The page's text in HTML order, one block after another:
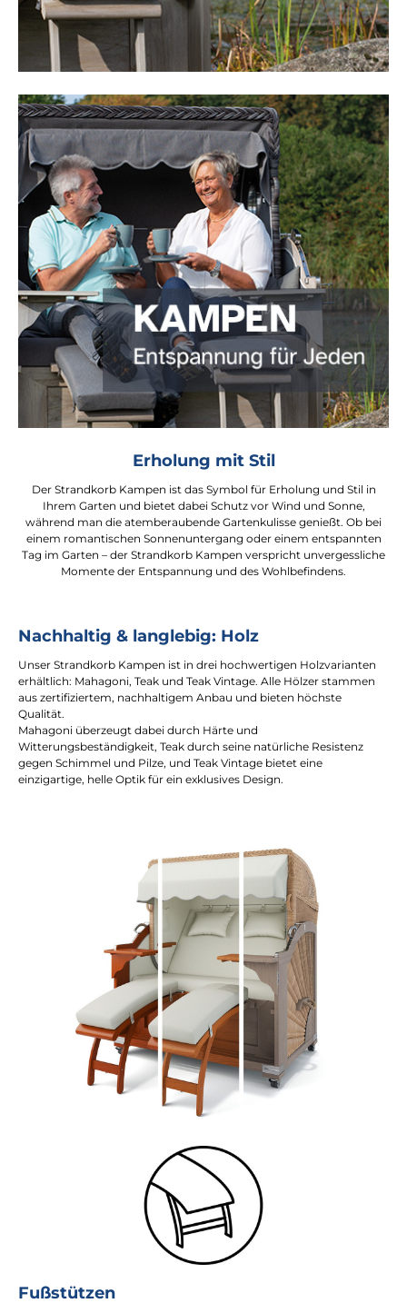
Erholung mit Stil
Der Strandkorb Kampen ist das Symbol für Erholung und Stil in
Ihrem Garten und bietet dabei Schutz vor Wind und Sonne,
während man die atemberaubende Gartenkulisse genießt. Ob bei
einem romantischen Sonnenuntergang oder einem entspannten
Tag im Garten – der Strandkorb Kampen verspricht unvergessliche
Momente der Entspannung und des Wohlbefindens.
Nachhaltig & langlebig: Holz
Unser Strandkorb Kampen ist in drei hochwertigen Holzvarianten
erhältlich: Mahagoni, Teak und Teak Vintage. Alle Hölzer stammen
aus zertifiziertem, nachhaltigem Anbau und bieten höchste
Qualität.
Mahagoni überzeugt dabei durch Härte und
Witterungsbeständigkeit, Teak durch seine natürliche Resistenz
gegen Schimmel und Pilze, und Teak Vintage bietet eine
einzigartige, helle Optik für ein exklusives Design.
Fußstützen